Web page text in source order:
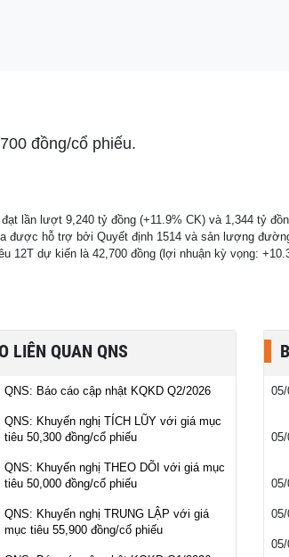
đồng/cổ phiếu.
lần lượt 9,240 tỷ đồng (+11.9% CK) và 1,344 tỷ
được hỗ trợ bởi Quyết định 1514 và sản lượng
12T dự kiến là 42,700 đồng (lợi nhuận kỳ vọng:
LIÊN QUAN QNS
QNS: Báo cáo cập nhật KQKD Q2/2026
QNS: Khuyến nghị TÍCH LŨY với giá mục
tiêu 50,300 đồng/cổ phiếu
QNS: Khuyến nghị THEO DÕI với giá mục
tiêu 50,000 đồng/cổ phiếu
QNS: Khuyến nghị TRUNG LẬP với giá
mục tiêu 55,900 đồng/cổ phiếu